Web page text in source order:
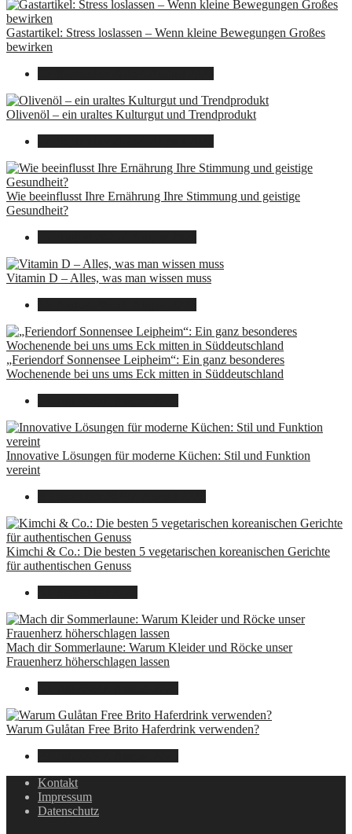
Gastartikel: Stress loslassen – Wenn kleine Bewegungen Großes
bewirken
Olivenöl – ein uraltes Kulturgut und Trendprodukt
Wie beeinflusst Ihre Ernährung Ihre Stimmung und geistige
Gesundheit?
Vitamin D – Alles, was man wissen muss
„Feriendorf Sonnensee Leipheim“: Ein ganz besonderes
Wochenende bei uns ums Eck mitten in Süddeutschland
Innovative Lösungen für moderne Küchen: Stil und Funktion
vereint
Kimchi & Co.: Die besten 5 vegetarischen koreanischen Gerichte
für authentischen Genuss
Mach dir Sommerlaune: Warum Kleider und Röcke unser
Frauenherz höherschlagen lassen
Warum Gulåtan Free Brito Haferdrink verwenden?
Kontakt
Impressum
Datenschutz